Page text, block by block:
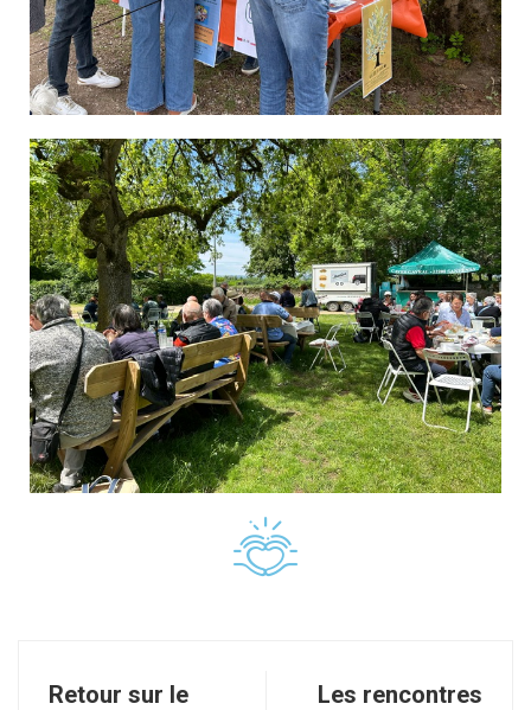
Retour sur le
Les rencontres